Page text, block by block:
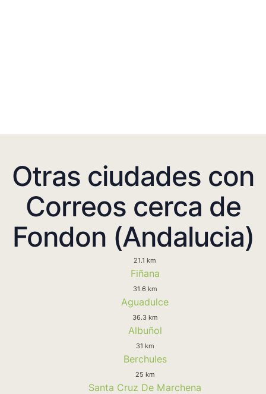
Otras ciudades con
Correos cerca de
Fondon (Andalucia)
21.1 km
Fiñana
31.6 km
Aguadulce
36.3 km
Albuñol
31 km
Berchules
25 km
Santa Cruz De Marchena